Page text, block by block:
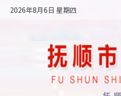
2026年8月6日 星期四